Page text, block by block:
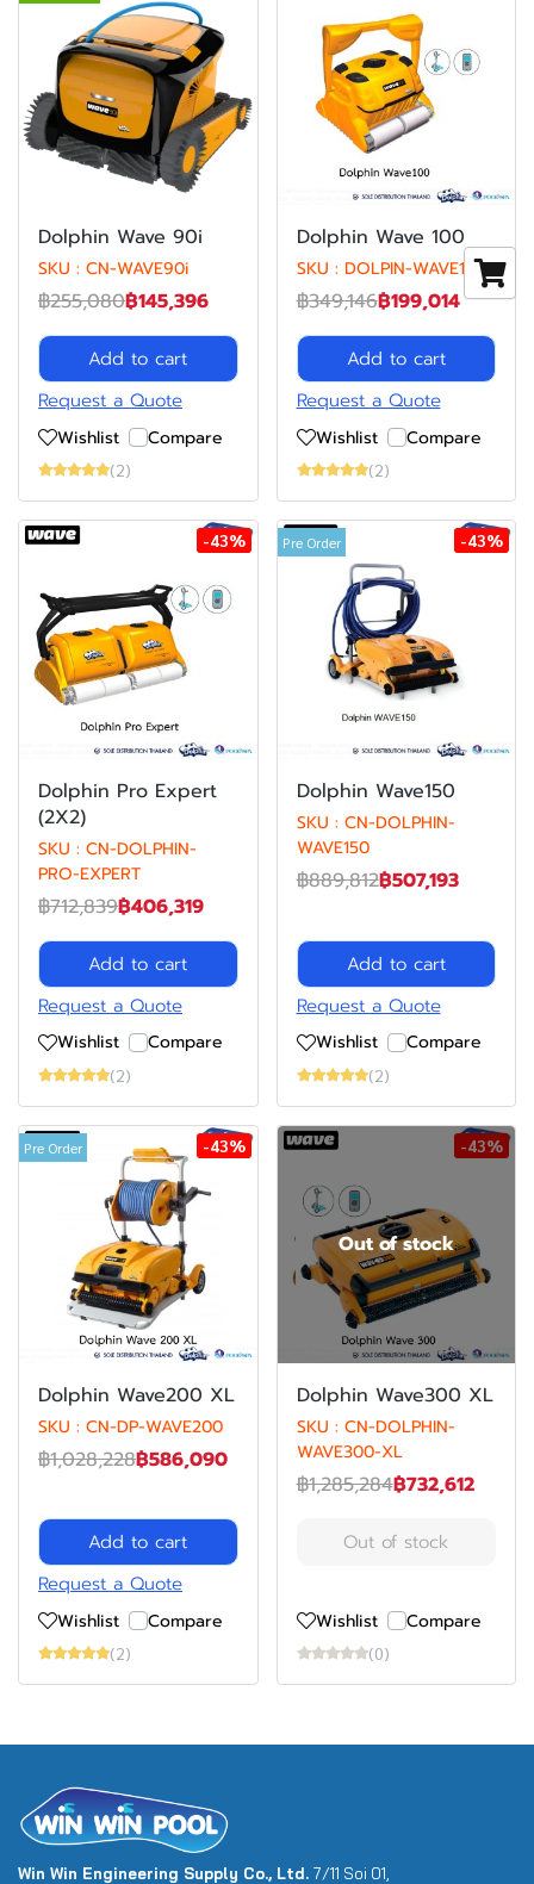
Dolphin Wave 90i
SKU : CN-WAVE90i
฿255,080฿145,396
Add to cart
Request a Quote
Wishlist Compare
(2)
Dolphin Wave 100
SKU : DOLPIN-WAVE100
฿349,146฿199,014
Add to cart
Request a Quote
Wishlist Compare
(2)
-43%
Dolphin Pro Expert
(2X2)
SKU : CN-DOLPHIN-
PRO-EXPERT
฿712,839฿406,319
Add to cart
Request a Quote
Wishlist Compare
(2)
Pre Order -43%
Dolphin Wave150
SKU : CN-DOLPHIN-
WAVE150
฿889,812฿507,193
Add to cart
Request a Quote
Wishlist Compare
(2)
Pre Order -43%
Dolphin Wave200 XL
SKU : CN-DP-WAVE200
฿1,028,228฿586,090
Add to cart
Request a Quote
Wishlist Compare
(2)
-43%
Out of stock
Dolphin Wave300 XL
SKU : CN-DOLPHIN-
WAVE300-XL
฿1,285,284฿732,612
Out of stock
Wishlist Compare
(0)
Win Win Engineering Supply Co., Ltd. 7/11 Soi 01,